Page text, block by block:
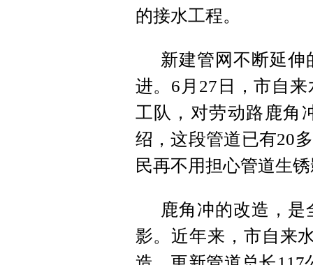
的接水工程。
新建管网不断延
进。6月27日，市自
工队，对劳动路鹿角
绍，这段管道已有20
民再不用担心管道生
鹿角冲的改造，
影。近年来，市自来